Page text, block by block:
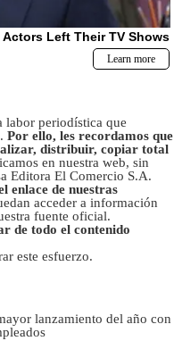
labor periodística que
Por ello, les recordamos que
distribuir, copiar total
en nuestra web, sin
Editora El Comercio S.A.
enlace de nuestras
acceder a información
fuente oficial.
de todo el contenido
este esfuerzo.
lanzamiento del año con